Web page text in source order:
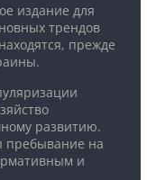
издание для
трендов
прежде
развитию.
пребывание на
и